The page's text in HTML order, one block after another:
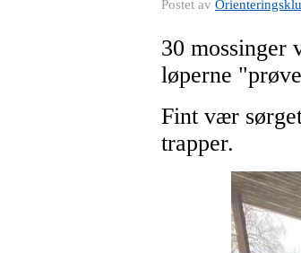
Postet av
30 mossinger
løperne
Fint vær
trapper.